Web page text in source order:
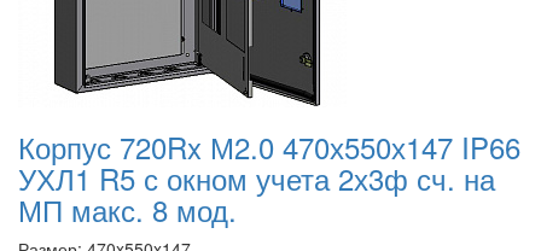
Корпус 720Rx М2.0 470х550х147 IP66
УХЛ1 R5 с окном учета 2х3ф сч. на
МП макс. 8 мод.